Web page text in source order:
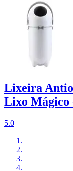
Lixeira
Lixo Mágico
5.0